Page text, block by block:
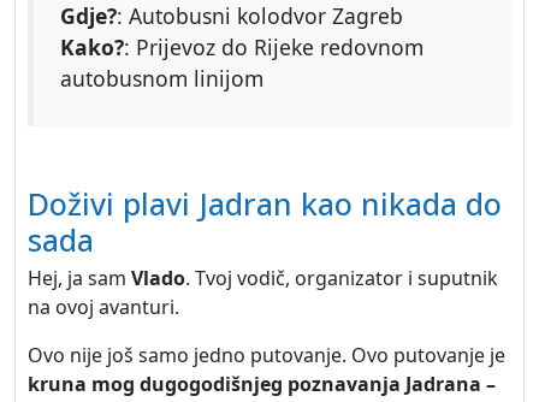
Gdje?: Autobusni kolodvor Zagreb
Kako?: Prijevoz do Rijeke redovnom
autobusnom linijom
Doživi plavi Jadran kao nikada do
sada
Hej, ja sam Vlado. Tvoj vodič, organizator i suputnik
na ovoj avanturi.
Ovo nije još samo jedno putovanje. Ovo putovanje je
kruna mog dugogodišnjeg poznavanja Jadrana –